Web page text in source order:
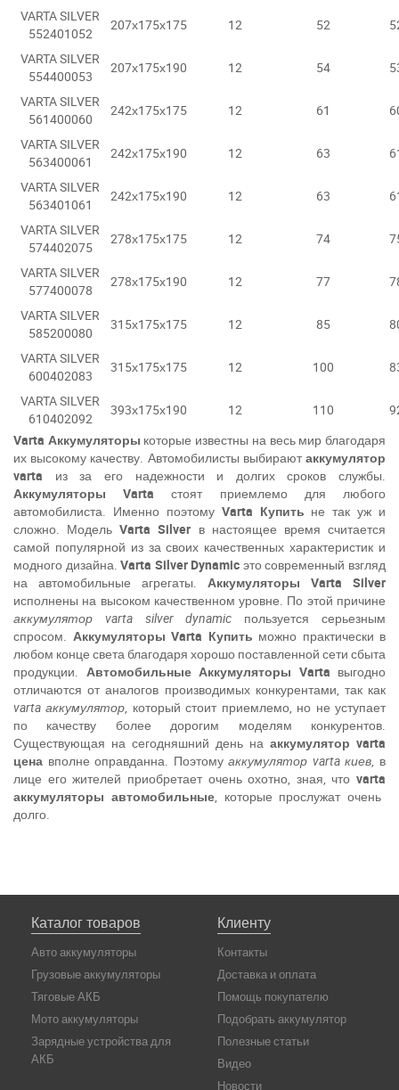
VARTA SILVER
552401052
207х175х175 12 52
VARTA SILVER
554400053
207х175х190 12 54
VARTA SILVER
561400060
242х175х175 12 61
VARTA SILVER
563400061
242х175х190 12 63
VARTA SILVER
563401061
242х175х190 12 63
VARTA SILVER
574402075
278х175х175 12 74
VARTA SILVER
577400078
278х175х190 12 77
VARTA SILVER
585200080
315х175х175 12 85
VARTA SILVER
600402083
315х175х175 12 100
VARTA SILVER
610402092
393х175х190 12 110
Varta Аккумуляторы которые известны на весь мир благодаря
их высокому качеству. Автомобилисты выбираютаккумулятор
varta из за его надежности и долгих сроков службы.
АккумуляторыVarta стоят приемлемо для любого
автомобилиста. Именно поэтому Varta Купить не так уж и
сложно. МодельVarta Silver в настоящее время считается
самой популярной из за своих качественных характеристик и
модного дизайна.Varta Silver Dynamic это современный взгляд
на автомобильные агрегаты. Аккумуляторы Varta
Silver
исполнены на высоком качественном уровне. По этой причине
аккумулятор varta silver dynamic пользуется серьезным
спросом. Аккумуляторы Varta Купить можно практически в
любом конце света благодаря хорошо поставленной сети сбыта
продукции. Автомобильные Аккумуляторы Varta выгодно
отличаются от аналогов производимых конкурентами, так как
varta аккумулятор, который стоит приемлемо, но не уступает
по качеству более дорогим моделям конкурентов.
Существующая на сегодняшний день на аккумулятор varta
цена вполне оправданна. Поэтомуаккумулятор vartaкиев, в
лице его жителей приобретает очень охотно, зная, что varta
аккумуляторы автомобильные, которые прослужат очень
долго.
Каталог товаров
Авто аккумуляторы
Грузовые аккумуляторы
Тяговые АКБ
Мото аккумуляторы
Зарядные устройства для
АКБ
Клиенту
Контакты
Доставка и оплата
Помощь покупателю
Подобрать аккумулятор
Полезные статьи
Видео
Новости